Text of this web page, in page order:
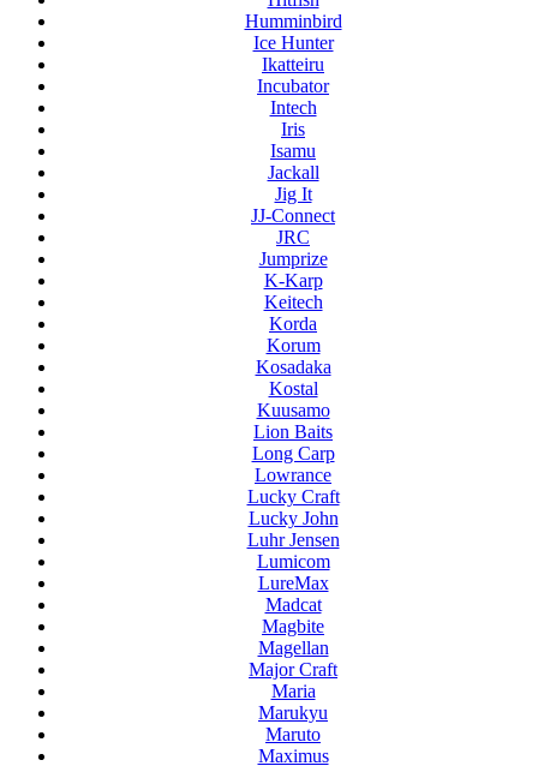
Humminbird
Ice Hunter
Ikatteiru
Incubator
Intech
Iris
Isamu
Jackall
Jig It
JJ-Connect
JRC
Jumprize
K-Karp
Keitech
Korda
Korum
Kosadaka
Kostal
Kuusamo
Lion Baits
Long Carp
Lowrance
Lucky Craft
Lucky John
Luhr Jensen
Lumicom
LureMax
Madcat
Magbite
Magellan
Major Craft
Maria
Marukyu
Maruto
Maximus